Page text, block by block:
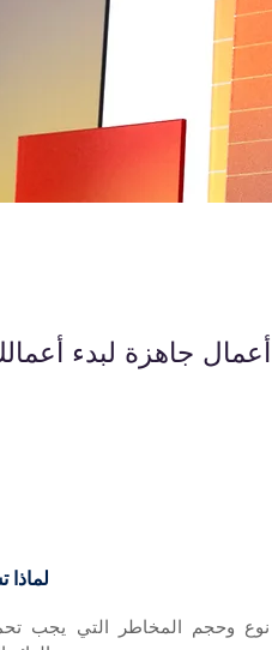
جاهزة لبدء
لماذا
نوع وحجم المخاطر التي يجب